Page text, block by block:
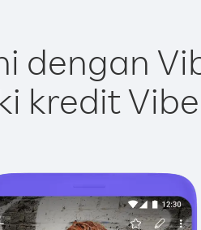
dengan
kredit